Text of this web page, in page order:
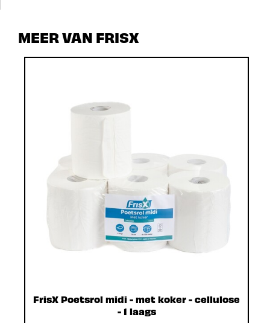
MEER VAN FRISX
FrisX Poetsrol midi - met koker - cellulose
- 1 laags